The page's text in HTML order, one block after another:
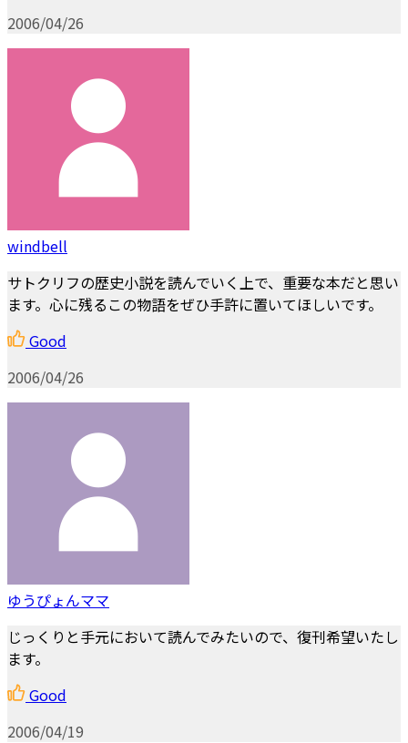
2006/04/26
windbell
サトクリフの歴史小説を読んでいく上で、重要な本だと思い
ます。心に残るこの物語をぜひ手許に置いてほしいです。
Good
2006/04/26
ゆうぴょんママ
じっくりと手元において読んでみたいので、復刊希望いたし
ます。
Good
2006/04/19